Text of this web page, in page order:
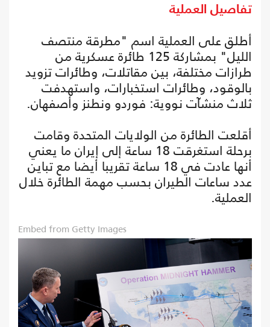
تفاصيل العملية
أطلق على العملية اسم "مطرقة منتصف
الليل" بمشاركة 125 طائرة عسكرية من
طرازات مختلفة، بين مقاتلات، وطائرات تزويد
بالوقود، وطائرات استخبارات، واستهدفت
ثلاث منشآت نووية: فوردو ونطنز وأصفهان.
أقلعت الطائرة من الولايات المتحدة وقامت
برحلة استغرقت 18 ساعة إلى إيران ما يعني
أنها عادت في 18 ساعة تقريبا أيضا مع تباين
عدد ساعات الطيران بحسب مهمة الطائرة خلال
العملية.
Embed from Getty Images